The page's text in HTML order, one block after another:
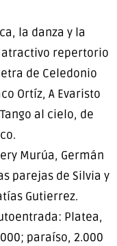
la danza y la
repertorio
de Celedonio
Ortíz, A Evaristo
al cielo, de
Murúa, Germán
parejas de Silvia y
Gutierrez.
Platea,
paraíso, 2.000